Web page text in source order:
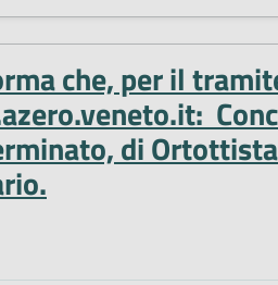
che, per il
di